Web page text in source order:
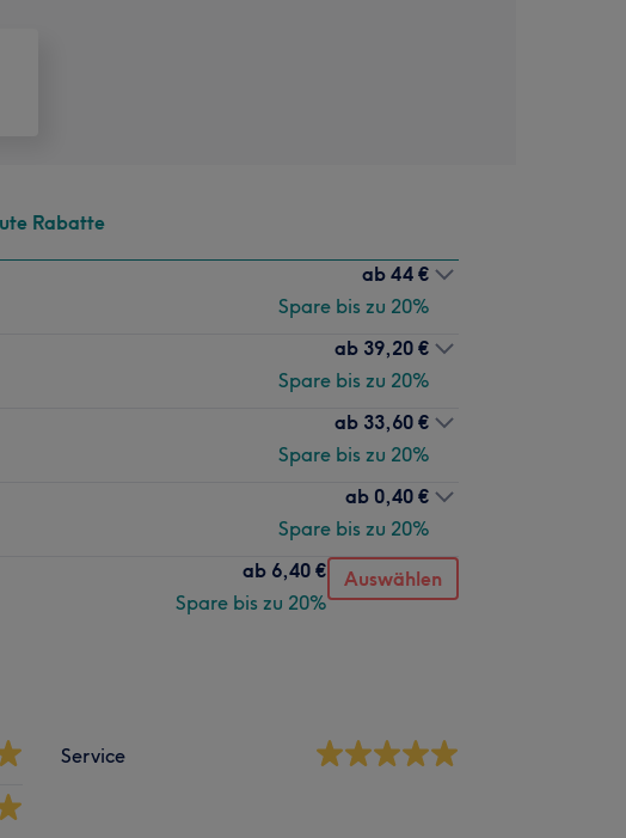
Rabatte
ab 44 €
Spare bis zu 20%
ab 39,20 €
Spare bis zu 20%
ab 33,60 €
Spare bis zu 20%
ab 0,40 €
Spare bis zu 20%
ab 6,40 €
Spare bis zu 20%
Auswählen
Service